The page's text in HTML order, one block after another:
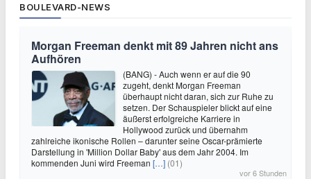
BOULEVARD-NEWS
Morgan Freeman denkt mit 89 Jahren nicht ans
Aufhören
(BANG) - Auch wenn er auf die 90
zugeht, denkt Morgan Freeman
überhaupt nicht daran, sich zur Ruhe zu
setzen. Der Schauspieler blickt auf eine
äußerst erfolgreiche Karriere in
Hollywood zurück und übernahm
zahlreiche ikonische Rollen – darunter seine Oscar-prämierte
Darstellung in 'Million Dollar Baby' aus dem Jahr 2004. Im
kommenden Juni wird Freeman […] (01)
vor 6 Stunden